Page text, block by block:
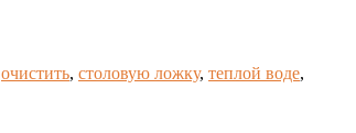
очистить, столовую ложку, теплой воде,